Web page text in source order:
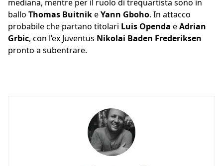
mediana, mentre per il ruolo di trequartista sono in
ballo Thomas BuitnikeYann Gboho. In attacco
probabile che partano titolari Luis Openda eAdrian
Grbic, con l’ex Juventus Nikolai Baden Frederiksen
pronto a subentrare.